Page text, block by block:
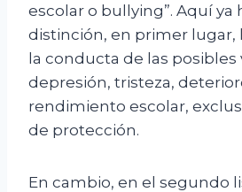
escolar o bullying”. Aquí ya
distinción, en primer lugar,
la conducta de las
depresión, tristeza,
rendimiento escolar,
de protección.
En cambio, en el segundo